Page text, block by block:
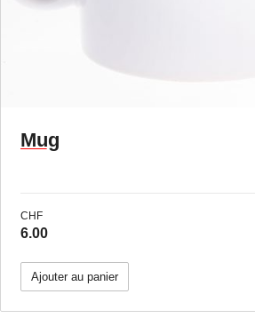
Mug
CHF
6.00
Ajouter au panier